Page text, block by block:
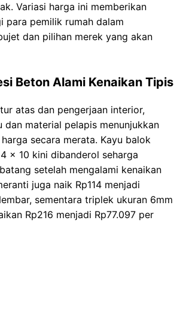
Variasi harga ini memberikan
para pemilik rumah dalam
dan pilihan merek yang akan
Beton Alami Kenaikan Tipis
atas dan pengerjaan interior,
dan material pelapis menunjukkan
secara merata. Kayu balok
x 10 kini dibanderol seharga
setelah mengalami kenaikan
juga naik Rp114 menjadi
sementara triplek ukuran 6mm
Rp216 menjadi Rp77.097 per